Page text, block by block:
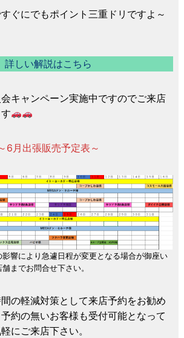
ぐにでもポイント三重ドリですよ～
詳しい解説はこちら
キャンペーン実施中ですのでご来店
6月出張販売予定表～
影響により急遽日程が変更となる場合が御座い
までお問合せ下さい。
の軽減対策として来店予約をお勧め
約の無いお客様も受付可能となって
にご来店下さい。